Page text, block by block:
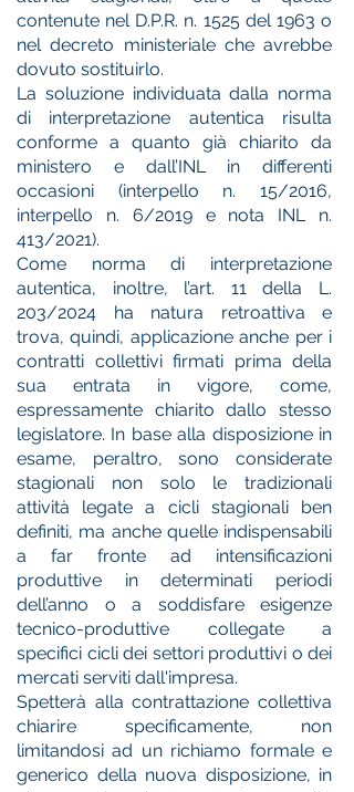
contenute nel D.P.R. n. 1525 del 1963 o
nel decreto ministeriale che avrebbe
dovuto sostituirlo.
La soluzione individuata dalla norma
di interpretazione autentica risulta
conforme a quanto già chiarito da
ministero e dall’INL in differenti
occasioni (interpello n. 15/2016,
interpello n. 6/2019 e nota INL n.
413/2021).
Come norma di interpretazione
autentica, inoltre, l’art. 11 della L.
203/2024 ha natura retroattiva e
trova, quindi, applicazione anche per i
contratti collettivi firmati prima della
sua entrata in vigore, come,
espressamente chiarito dallo stesso
legislatore. In base alla disposizione in
esame, peraltro, sono considerate
stagionali non solo le tradizionali
attività legate a cicli stagionali ben
definiti, ma anche quelle indispensabili
a far fronte ad intensificazioni
produttive in determinati periodi
dell’anno o a soddisfare esigenze
tecnico-produttive collegate a
specifici cicli dei settori produttivi o dei
mercati serviti dall'impresa.
Spetterà alla contrattazione collettiva
chiarire specificamente, non
limitandosi ad un richiamo formale e
generico della nuova disposizione, in